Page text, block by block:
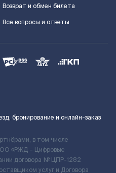
Возврат и обмен билета
Все вопросы и ответы
бронирование и онлайн-заказ
в том числе
«РЖД – Цифровые
договора № ЦПР-1282
услуг и Договора